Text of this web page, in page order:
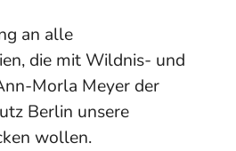
an alle
die mit Wildnis- und
Morla Meyer der
Berlin unsere
wollen.